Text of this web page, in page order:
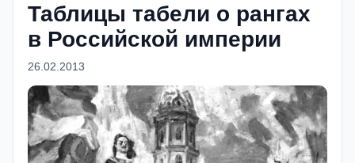
Таблицы табели о рангах
в Российской империи
26.02.2013